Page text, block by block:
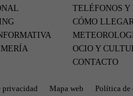
TELÉFONOS Y
CÓMO
OCIO Y
CONTACTO
privacidad Mapa web Política de